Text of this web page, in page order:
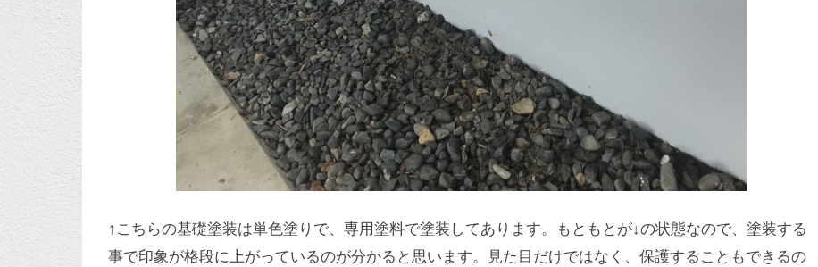
↑こちらの基礎塗装は単色塗りで、専用塗料で塗装してあります。もともとが↓の状態なので、塗装する
事で印象が格段に上がっているのが分かると思います。見た目だけではなく、保護することもできるの